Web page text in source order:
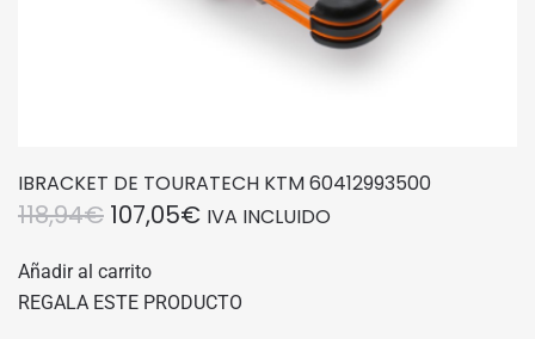
IBRACKET DE TOURATECH KTM 60412993500
118,94€ EL
ORIGINAL
107,05€EL
IVA INCLUIDO
Añadir al carrito
REGALA ESTE PRODUCTO